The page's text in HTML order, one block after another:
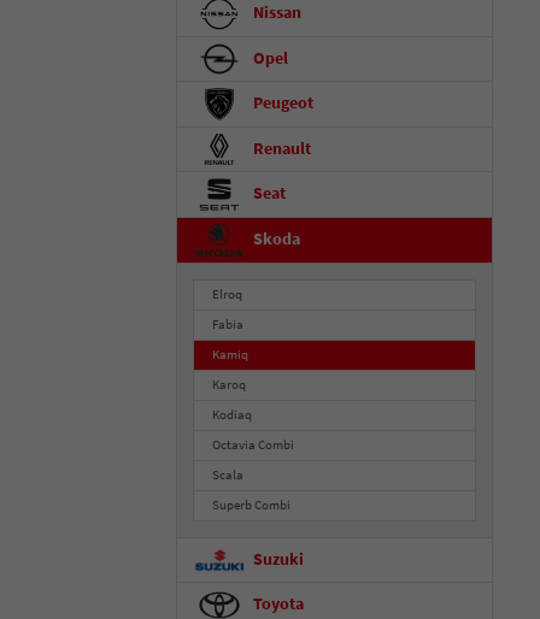
Nissan
Opel
Peugeot
Renault
Seat
Skoda
Elroq
Fabia
Kamiq
Karoq
Kodiaq
Octavia Combi
Scala
Superb Combi
Suzuki
Toyota